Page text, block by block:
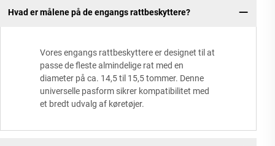
Hvad er målene på de engangs rattbeskyttere?
Vores engangs rattbeskyttere er designet til at
passe de fleste almindelige rat med en
diameter på ca. 14,5 til 15,5 tommer. Denne
universelle pasform sikrer kompatibilitet med
et bredt udvalg af køretøjer.